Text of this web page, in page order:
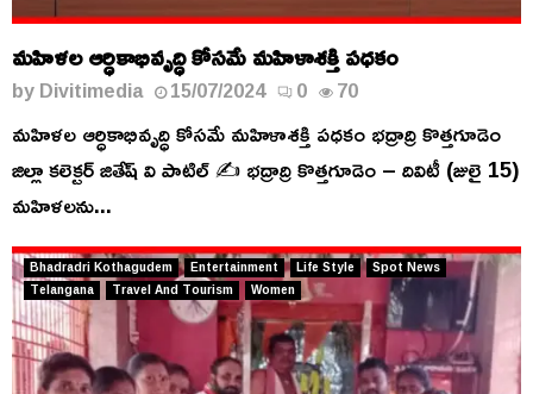
మహిళల ఆర్ధికాభివృద్ధి కోసమే మహిళాశక్తి పధకం
byDivitimedia 15/07/2024 0 70
మహిళల ఆర్ధికాభివృద్ధి కోసమే మహిళాశక్తి పధకం భద్రాద్రి కొత్తగూడెం
జిల్లా కలెక్టర్ జితేష్ వి పాటిల్ ✍️ భద్రాద్రి కొత్తగూడెం – దివిటీ (జులై 15)
మహిళలను...
Bhadradri Kothagudem Entertainment Life Style
Spot News
Telangana
Travel And Tourism Women